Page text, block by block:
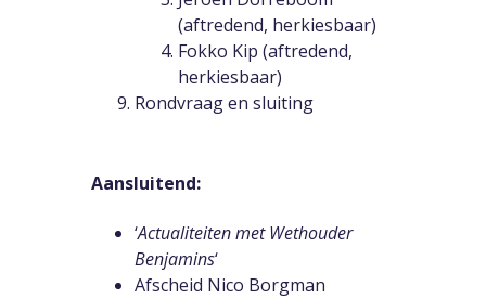
(aftredend, herkiesbaar)
Fokko Kip (aftredend,
herkiesbaar)
Rondvraag en sluiting
Aansluitend:
‘Actualiteiten met Wethouder
Benjamins‘
Afscheid Nico Borgman